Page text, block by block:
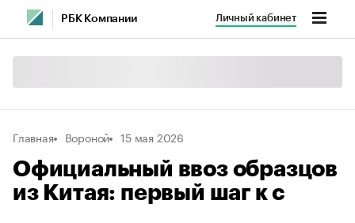
РБК Компании Личный кабинет
Главная Вороной 15 мая 2026
Официальный ввоз образцов
из Китая: первый шаг к с